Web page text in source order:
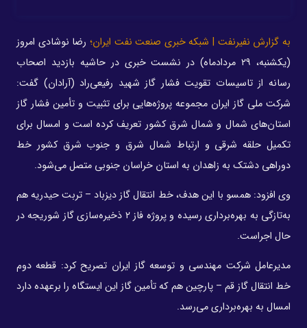
به گزارش نفیرنفت | شبکه خبری صنعت نفت ایران؛ رضا نوشادی امروز
(یکشنبه، ۲۹ مردادماه) در نشست خبری در حاشیه بازدید اصحاب
رسانه از تاسیسات تقویت فشار گاز شهید رفیعی‌راد (آرادان) گفت:
شرکت ملی گاز ایران مجموعه پروژه‌هایی برای تثبیت و تأمین فشار گاز
استان‌های شمال و شمال شرق کشور تعریف کرده است و امسال برای
تکمیل حلقه شرقی و ارتباط شمال شرق و جنوب شرق کشور خط
دوراهی دشتک به زاهدان به استان خراسان جنوبی متصل می‌شود.
وی افزود: همسو با این هدف، خط انتقال گاز دیزباد – تربت حیدریه هم
به‌تازگی به بهره‌برداری رسیده و پروژه فاز ۲ ذخیره‌سازی گاز شوریجه در
حال اجراست.
مدیرعامل شرکت مهندسی و توسعه گاز ایران تصریح کرد: قطعه دوم
خط انتقال گاز قم – پارچین هم که تأمین گاز این ایستگاه را برعهده دارد
امسال به بهره‌برداری می‌رسد.